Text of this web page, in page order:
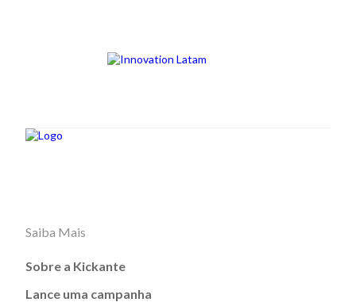
Saiba Mais
Sobre a Kickante
Lance uma campanha